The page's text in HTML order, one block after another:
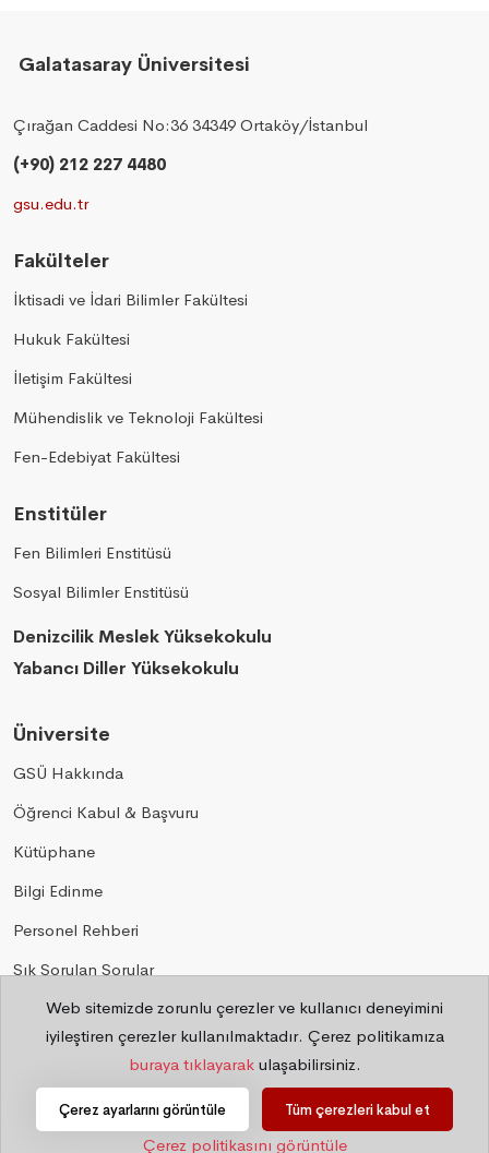
Galatasaray Üniversitesi
Çırağan Caddesi No:36 34349 Ortaköy/İstanbul
(+90) 212 227 4480
gsu.edu.tr
Fakülteler
İktisadi ve İdari Bilimler Fakültesi
Hukuk Fakültesi
İletişim Fakültesi
Mühendislik ve Teknoloji Fakültesi
Fen-Edebiyat Fakültesi
Enstitüler
Fen Bilimleri Enstitüsü
Sosyal Bilimler Enstitüsü
Denizcilik Meslek Yüksekokulu
Yabancı Diller Yüksekokulu
Üniversite
GSÜ Hakkında
Öğrenci Kabul & Başvuru
Kütüphane
Bilgi Edinme
Personel Rehberi
Sık Sorulan Sorular
Gizlilik
©2026 Bilgi İşlem Daire Başkanlığı
Web sitemizde zorunlu çerezler ve kullanıcı deneyimini
iyileştiren çerezler kullanılmaktadır. Çerez politikamıza
buraya tıklayarakulaşabilirsiniz.
Çerez ayarlarını görüntüle Tüm çerezleri kabul et
Çerez politikasını görüntüle